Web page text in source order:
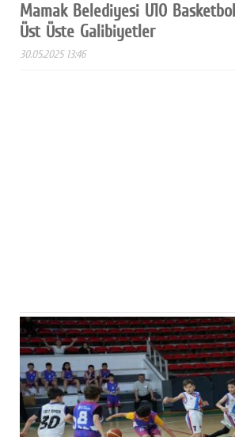
Teknoloji
Yazarlar
Künye
İletişim
A24 SOSYAL MEDYA
Mamak Belediyesi U10 Basketbol
Üst Üste Galibiyetler
30.05.2025 13:46